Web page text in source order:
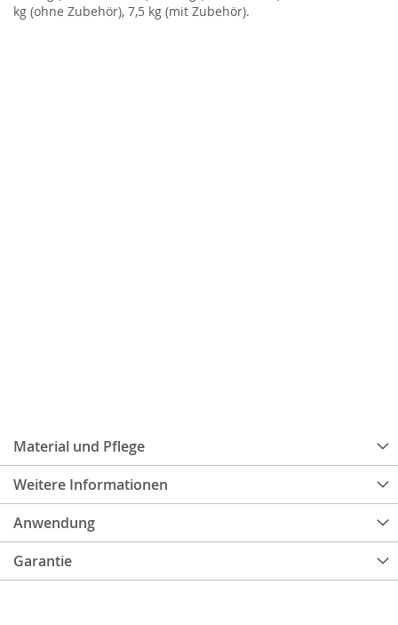
Material und Pflege
Weitere Informationen
Anwendung
Garantie
kg (ohne Zubehör), 7,5 kg (mit Zubehör).